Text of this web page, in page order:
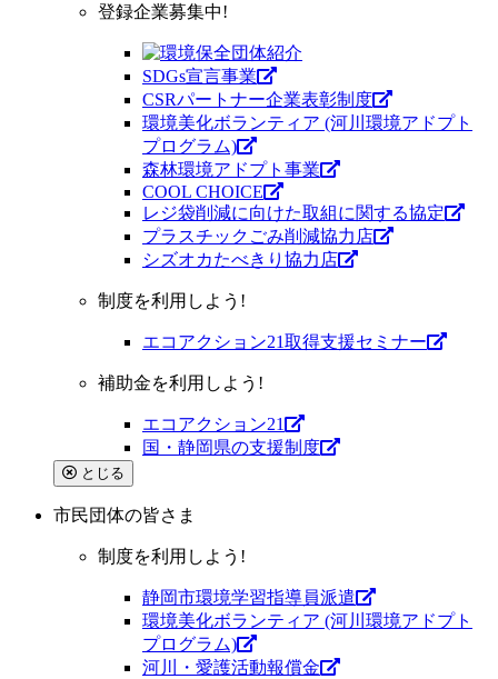
登録企業募集中!
SDGs宣言事業
CSRパートナー企業表彰制度
環境美化ボランティア (河川環境アドプト
プログラム)
森林環境アドプト事業
COOL CHOICE
レジ袋削減に向けた取組に関する協定
プラスチックごみ削減協力店
シズオカたべきり協力店
制度を利用しよう!
エコアクション21取得支援セミナー
補助金を利用しよう!
エコアクション21
国・静岡県の支援制度
とじる
市民団体の皆さま
制度を利用しよう!
静岡市環境学習指導員派遣
環境美化ボランティア (河川環境アドプト
プログラム)
河川・愛護活動報償金